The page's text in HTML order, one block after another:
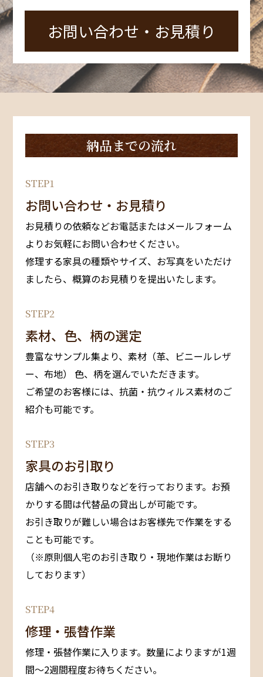
お問い合わせ‧お見積り
納品までの流れ
STEP1
お問い合わせ・お見積り
お見積りの依頼などお電話またはメールフォーム
よりお気軽にお問い合わせください。
修理する家具の種類やサイズ、お写真をいただけ
ましたら、概算のお見積りを提出いたします。
STEP2
素材、色、柄の選定
豊富なサンプル集より、素材（⾰、ビニールレザ
ー、布地） ⾊、柄を選んでいただきます。
ご希望のお客様には、抗菌‧抗ウィルス素材のご
紹介も可能です。
STEP3
家具のお引取り
店舗へのお引き取りなどを行っております。お預
かりする間は代替品の貸出しが可能です。
お引き取りが難しい場合はお客様先で作業をする
ことも可能です。
（※原則個人宅のお引き取り・現地作業はお断り
しております）
STEP4
修理・張替作業
修理・張替作業に入ります。数量によりますが1週
間～2週間程度お待ちください。